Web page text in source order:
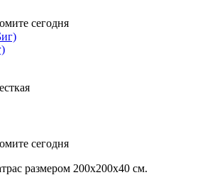
сегодня
сегодня
размером 200х200х40 см.